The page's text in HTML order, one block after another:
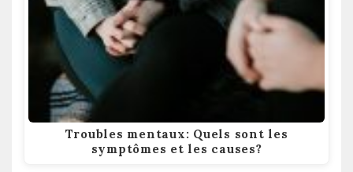
Troubles mentaux: Quels sont les
symptômes et les causes?